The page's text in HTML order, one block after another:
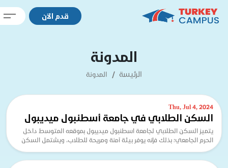
قدم الآن
المدونة
الرئيسة المدونة
Thu, Jul 4, 2024
السكن الطلابي في جامعة أسطنبول ميديبول
يتميز السكن الطلابي لجامعة اسطنبول ميديبول بموقعه المتوسط داخل
الحرم الجامعي؛ بذلك فإنه يوفر بيئة آمنة ومريحة للطلاب، ويشتمل السكن
الطلابي في